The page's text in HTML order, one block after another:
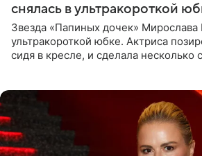
снялась в ультракороткой
Звезда «Папиных дочек» Мирослава
ультракороткой юбке. Актриса
сидя в кресле, и сделала несколько